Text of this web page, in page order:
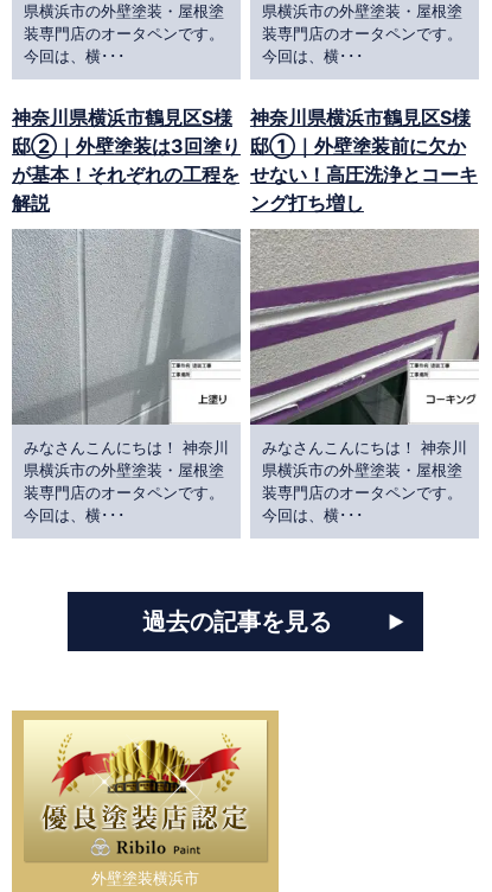
県横浜市の外壁塗装・屋根塗
装専門店のオータペンです。
今回は、横･･･
県横浜市の外壁塗装・屋根塗
装専門店のオータペンです。
今回は、横･･･
神奈川県横浜市鶴見区S様
邸②｜外壁塗装は3回塗り
が基本！それぞれの工程を
解説
みなさんこんにちは！ 神奈川
県横浜市の外壁塗装・屋根塗
装専門店のオータペンです。
今回は、横･･･
神奈川県横浜市鶴見区S様
邸①｜外壁塗装前に欠か
せない！高圧洗浄とコーキ
ング打ち増し
みなさんこんにちは！ 神奈川
県横浜市の外壁塗装・屋根塗
装専門店のオータペンです。
今回は、横･･･
過去の記事を見る
外壁塗装横浜市